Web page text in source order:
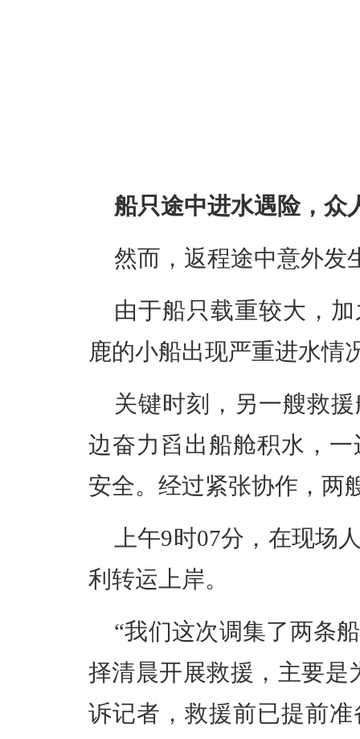
船只途中进水遇险，众
然而，返程途中意外发
由于船只载重较大，
鹿的小船出现严重进水情
关键时刻，另一艘救
边奋力舀出船舱积水，
安全。经过紧张协作，两
上午9时07分，在现场
利转运上岸。
“我们这次调集了两条
择清晨开展救援，主要是
诉记者，救援前已提前